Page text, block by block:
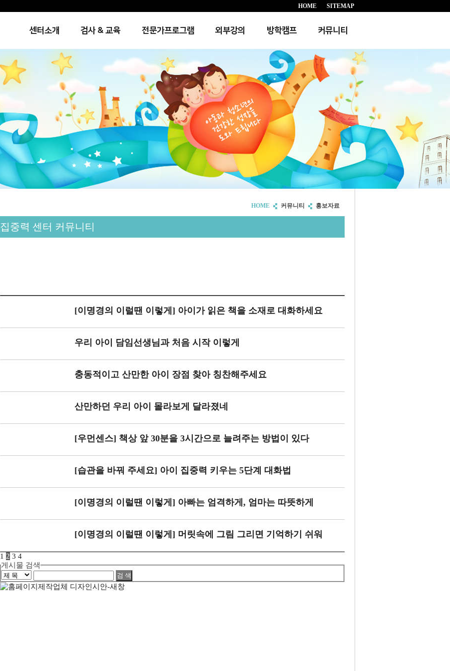
HOME SITEMAP
센터소개 검사 & 교육 전문가프로그램 외부강의 방학캠프 커뮤니티
HOME 커뮤니티 홍보자료
집중력 센터 커뮤니티
[이명경의 이럴땐 이렇게] 아이가 읽은 책을 소재로 대화하세요
우리 아이 담임선생님과 처음 시작 이렇게
충동적이고 산만한 아이 장점 찾아 칭찬해주세요
산만하던 우리 아이 몰라보게 달라졌네
[우먼센스] 책상 앞 30분을 3시간으로 늘려주는 방법이 있다
[습관을 바꿔 주세요] 아이 집중력 키우는 5단계 대화법
[이명경의 이럴땐 이렇게] 아빠는 엄격하게, 엄마는 따뜻하게
[이명경의 이럴땐 이렇게] 머릿속에 그림 그리면 기억하기 쉬워
1 2 3 4
게시물 검색